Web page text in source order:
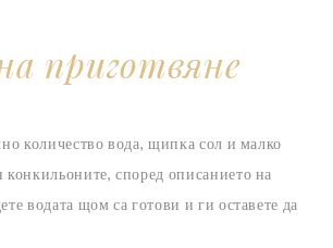
приготвяне
количество вода, щипка сол и малко
конкильоните, според описанието на
водата щом са готови и ги оставете да